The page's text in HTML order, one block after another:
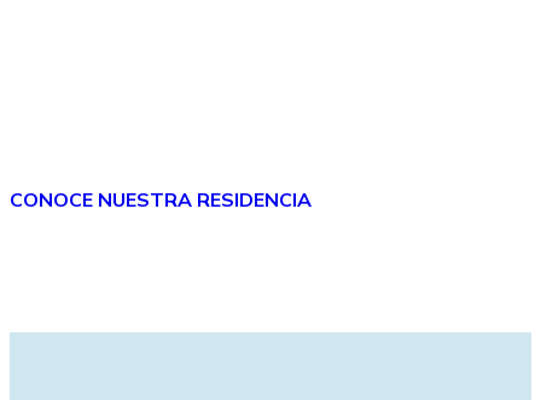
CONOCE NUESTRA RESIDENCIA